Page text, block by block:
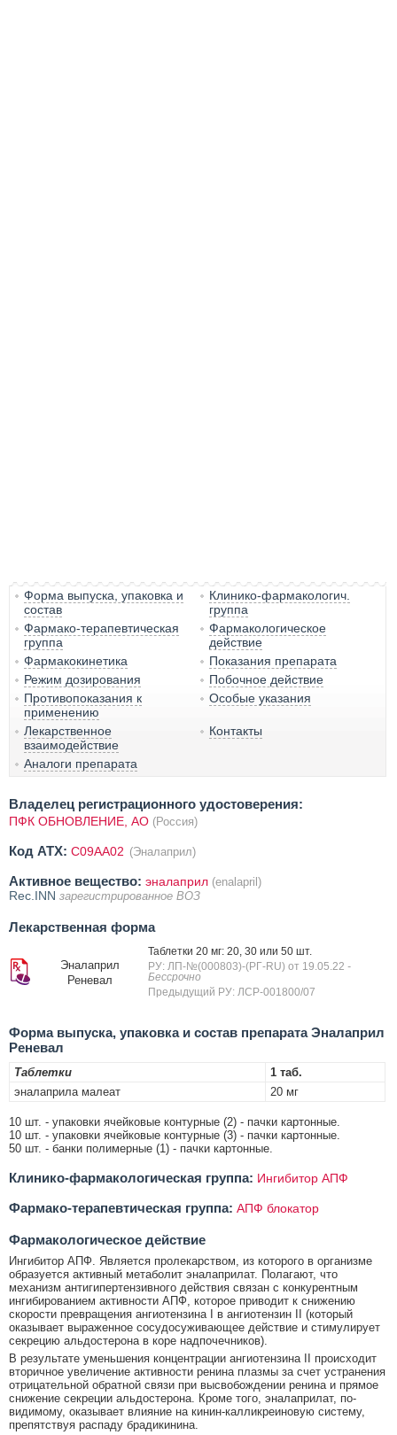
Форма выпуска, упаковка и
состав
Клинико-фармакологич.
группа
Фармако-терапевтическая
группа
Фармакологическое
действие
Фармакокинетика
Показания препарата
Режим дозирования
Побочное действие
Противопоказания к
применению
Особые указания
Лекарственное
взаимодействие
Контакты
Аналоги препарата
Владелец регистрационного удостоверения:
ПФК ОБНОВЛЕНИЕ, АО (Россия)
Код ATX: C09AA02 (Эналаприл)
Активное вещество: эналаприл (enalapril)
Rec.INN зарегистрированное ВОЗ
Лекарственная форма
Эналаприл
Реневал
Таблетки 20 мг: 20, 30 или 50 шт.
РУ: ЛП-№(000803)-(РГ-RU) от 19.05.22 -
Бессрочно
Предыдущий РУ: ЛСР-001800/07
Форма выпуска, упаковка и состав препарата Эналаприл
Реневал
Таблетки
1 таб.
эналаприла малеат
20 мг
10 шт. - упаковки ячейковые контурные (2) - пачки картонные.
10 шт. - упаковки ячейковые контурные (3) - пачки картонные.
50 шт. - банки полимерные (1) - пачки картонные.
Клинико-фармакологическая группа: Ингибитор АПФ
Фармако-терапевтическая группа: АПФ блокатор
Фармакологическое действие
Ингибитор АПФ. Является пролекарством, из которого в организме
образуется активный метаболит эналаприлат. Полагают, что
механизм антигипертензивного действия связан с конкурентным
ингибированием активности АПФ, которое приводит к снижению
скорости превращения ангиотензина I в ангиотензин II (который
оказывает выраженное сосудосуживающее действие и стимулирует
секрецию альдостерона в коре надпочечников).
В результате уменьшения концентрации ангиотензина II происходит
вторичное увеличение активности ренина плазмы за счет устранения
отрицательной обратной связи при высвобождении ренина и прямое
снижение секреции альдостерона. Кроме того, эналаприлат, по-
видимому, оказывает влияние на кинин-калликреиновую систему,
препятствуя распаду брадикинина.